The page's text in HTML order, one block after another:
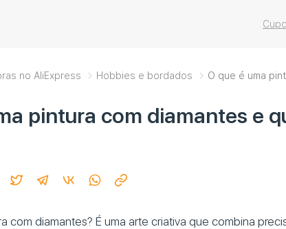
no AliExpress Hobbies e bordados O que é uma
pintura com diamantes e
com diamantes? É uma arte criativa que combina